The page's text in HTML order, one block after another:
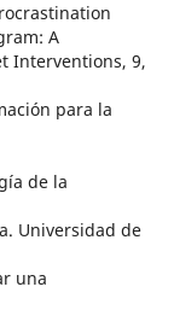
A
Interventions, 9,
para la
de la
Universidad de
una